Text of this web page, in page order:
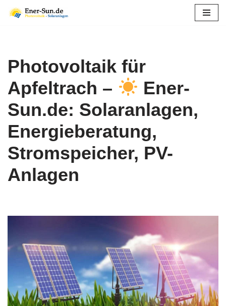
Photovoltaik für
Apfeltrach –
Ener-
Sun.de: Solaranlagen,
Energieberatung,
Stromspeicher, PV-
Anlagen